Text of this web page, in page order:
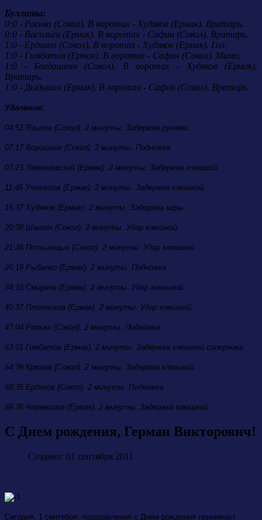
Буллиты:
0:0 - Раенко (Сокол). В воротах - Худяков (Ермак). Вратарь.
0:0 - Васильев (Ермак). В воротах - Сафин (Сокол). Вратарь.
1:0 - Ердаков (Сокол). В воротах - Худяков (Ермак). Гол.
1:0 - Гимбатов (Ермак). В воротах - Сафин (Сокол). Мимо.
1:0 - Богдашкин (Сокол). В воротах - Худяков (Ермак).
Вратарь.
1:0 - Дыдыкин (Ермак). В воротах - Сафин (Сокол). Вратарь.
Удаления:
04:51 Языков (Сокол). 2 минуты. Задержка руками.
07:17 Ворошнин (Сокол). 2 минуты. Подножка.
07:23 Лемешевский (Ермак). 2 минуты. Задержка клюшкой.
11:45 Учеватов (Ермак). 2 минуты. Задержка клюшкой.
16:37 Худяков (Ермак). 2 минуты. Задержка игры.
20:08 Шангин (Сокол). 2 минуты. Удар клюшкой.
21:46 Потылицын (Сокол). 2 минуты. Удар клюшкой.
26:19 Рыбалко (Ермак). 2 минуты. Подножка.
34:16 Смирнов (Ермак). 2 минуты. Удар клюшкой.
40:37 Плотников (Ермак). 2 минуты. Удар клюшкой.
47:04 Репьях (Сокол). 2 минуты. Подножка.
53:01 Гимбатов (Ермак). 2 минуты. Задержка клюшкой соперника.
54:39 Крюков (Сокол). 2 минуты. Задержка клюшкой.
58:35 Ердаков (Сокол). 2 минуты. Подножка.
59.36 Черемилов (Ермак). 2 минуты. Задержка клюшкой.
С Днем рождения, Герман Викторович!
Создано: 01 сентября 2011
Сегодня, 1 сентября, поздравления с Днем рождения принимает